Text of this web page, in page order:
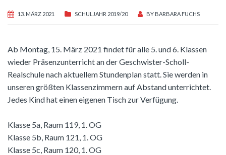
13. MÄRZ 2021 SCHULJAHR 2019/20 BY BARBARA FUCHS
Ab Montag, 15. März 2021 findet für alle 5. und 6. Klassen
wieder Präsenzunterricht an der Geschwister-Scholl-
Realschule nach aktuellem Stundenplan statt. Sie werden in
unseren größten Klassenzimmern auf Abstand unterrichtet.
Jedes Kind hat einen eigenen Tisch zur Verfügung.
Klasse 5a, Raum 119, 1. OG
Klasse 5b, Raum 121, 1. OG
Klasse 5c, Raum 120, 1. OG